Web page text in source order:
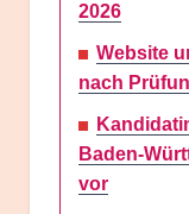
2026
Website
nach
Baden-
vor